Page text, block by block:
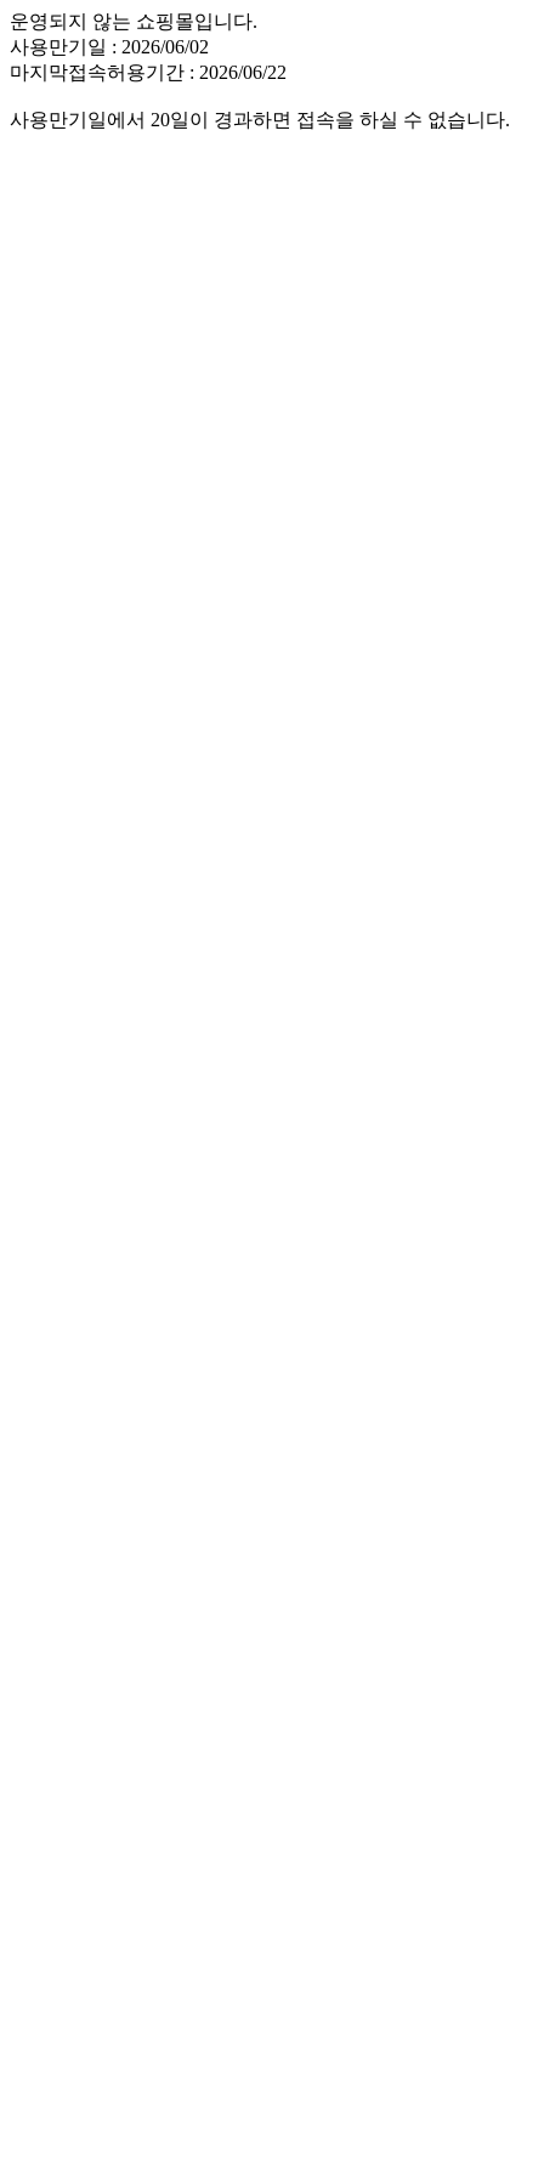
운영되지 않는 쇼핑몰입니다.
사용만기일 : 2026/06/02
마지막접속허용기간 : 2026/06/22
사용만기일에서 20일이 경과하면 접속을 하실 수 없습니다.